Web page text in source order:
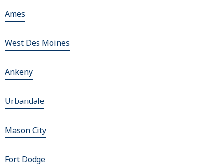
Ames
West Des Moines
Ankeny
Urbandale
Mason City
Fort Dodge